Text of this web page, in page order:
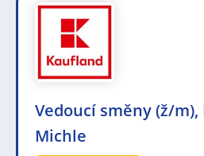
Vedoucí směny (ž/m),
Michle